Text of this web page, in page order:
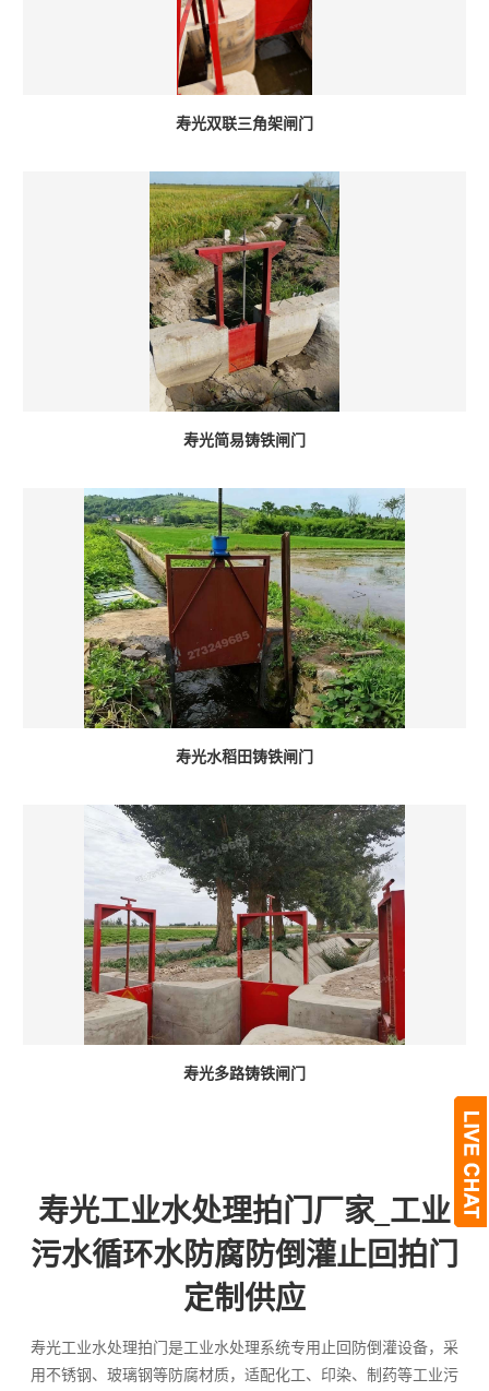
寿光双联三角架闸门
寿光简易铸铁闸门
寿光水稻田铸铁闸门
寿光多路铸铁闸门
寿光工业水处理拍门厂家_工业
污水循环水防腐防倒灌止回拍门
定制供应
寿光工业水处理拍门是工业水处理系统专用止回防倒灌设备，采
用不锈钢、玻璃钢等防腐材质，适配化工、印染、制药等工业污